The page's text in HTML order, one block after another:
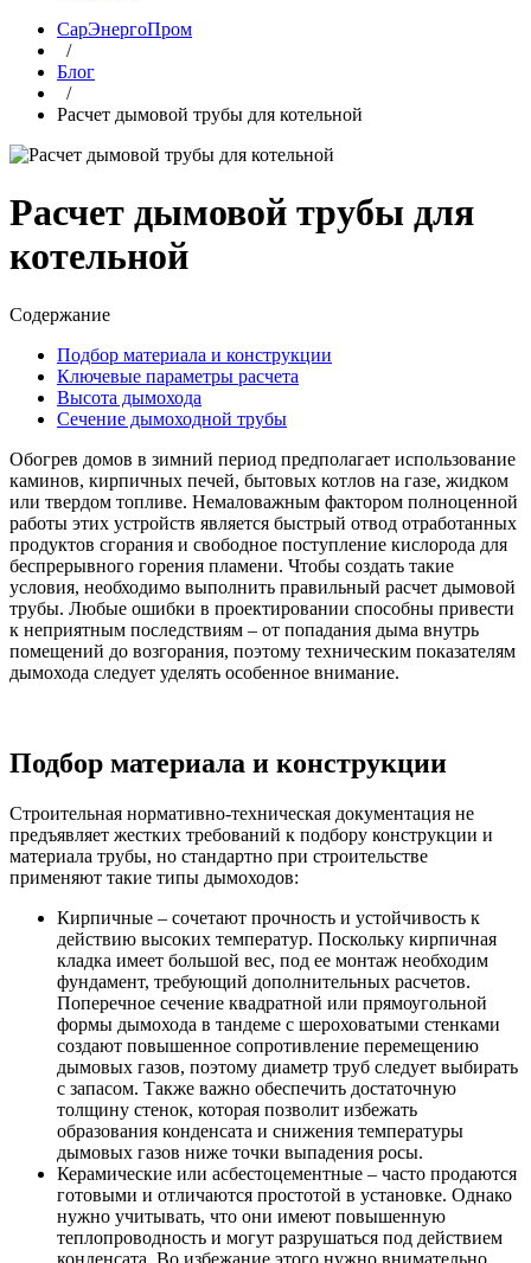
СарЭнергоПром
/
Блог
/
Расчет дымовой трубы для котельной
Расчет дымовой трубы для
котельной
Содержание
Подбор материала и конструкции
Ключевые параметры расчета
Высота дымохода
Сечение дымоходной трубы
Обогрев домов в зимний период предполагает использование
каминов, кирпичных печей, бытовых котлов на газе, жидком
или твердом топливе. Немаловажным фактором полноценной
работы этих устройств является быстрый отвод отработанных
продуктов сгорания и свободное поступление кислорода для
беспрерывного горения пламени. Чтобы создать такие
условия, необходимо выполнить правильный расчет дымовой
трубы. Любые ошибки в проектировании способны привести
к неприятным последствиям – от попадания дыма внутрь
помещений до возгорания, поэтому техническим показателям
дымохода следует уделять особенное внимание.
Подбор материала и конструкции
Строительная нормативно-техническая документация не
предъявляет жестких требований к подбору конструкции и
материала трубы, но стандартно при строительстве
применяют такие типы дымоходов:
Кирпичные – сочетают прочность и устойчивость к
действию высоких температур. Поскольку кирпичная
кладка имеет большой вес, под ее монтаж необходим
фундамент, требующий дополнительных расчетов.
Поперечное сечение квадратной или прямоугольной
формы дымохода в тандеме с шероховатыми стенками
создают повышенное сопротивление перемещению
дымовых газов, поэтому диаметр труб следует выбирать
с запасом. Также важно обеспечить достаточную
толщину стенок, которая позволит избежать
образования конденсата и снижения температуры
дымовых газов ниже точки выпадения росы.
Керамические или асбестоцементные – часто продаются
готовыми и отличаются простотой в установке. Однако
нужно учитывать, что они имеют повышенную
теплопроводность и могут разрушаться под действием
конденсата. Во избежание этого нужно внимательно